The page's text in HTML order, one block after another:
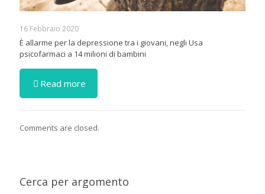
16 Febbraio 2020
È allarme per la depressione tra i giovani, negli Usa
psicofarmaci a 14 milioni di bambini
Read more
Comments are closed.
Cerca per argomento